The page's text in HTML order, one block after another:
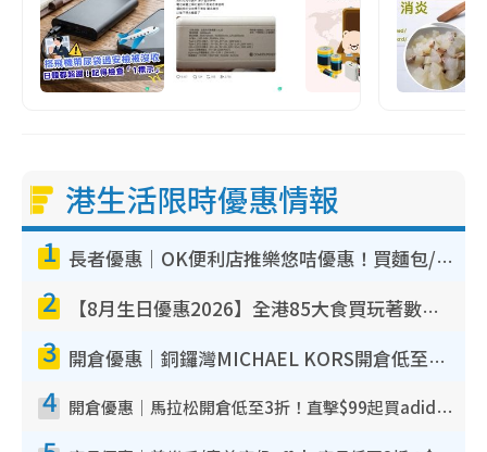
港生活限時優惠情報
1 長者優惠｜OK便利店推樂悠咭優惠！買麵包/牛奶/保健品拍卡即減
2 【8月生日優惠2026】全港85大食買玩著數攻略 自助餐/火鍋放題同行免費＋誠品/DONKI送現金券
3 開倉優惠｜銅鑼灣MICHAEL KORS開倉低至17折！直擊$500起買手袋/銀包/鞋款 必買經典Jet Set系列
4 開倉優惠｜馬拉松開倉低至3折！直擊$99起買adidas／New Balance／Puma鞋款 STANLEY保溫杯劈價至$119起